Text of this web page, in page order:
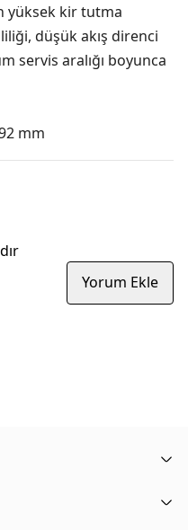
yüksek kir tutma
düşük akış direnci
servis aralığı boyunca
mm
Yorum Ekle